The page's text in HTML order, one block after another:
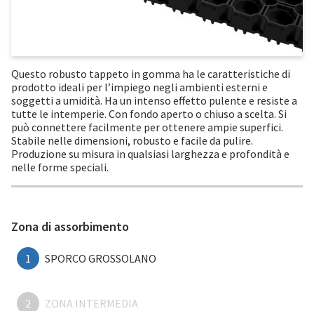
Questo robusto tappeto in gomma ha le caratteristiche di
prodotto ideali per l’impiego negli ambienti esterni e
soggetti a umidità. Ha un intenso effetto pulente e resiste a
tutte le intemperie. Con fondo aperto o chiuso a scelta. Si
può connettere facilmente per ottenere ampie superfici.
Stabile nelle dimensioni, robusto e facile da pulire.
Produzione su misura in qualsiasi larghezza e profondità e
nelle forme speciali.
Zona di assorbimento
1 SPORCO GROSSOLANO
2 ZONA INTERMEDIA